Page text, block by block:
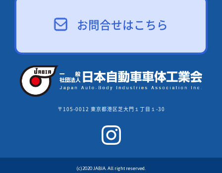
お問合せはこちら
〒105-0012 東京都港区芝大門１丁目１-30
(c)2020 JABIA. All right reserved.